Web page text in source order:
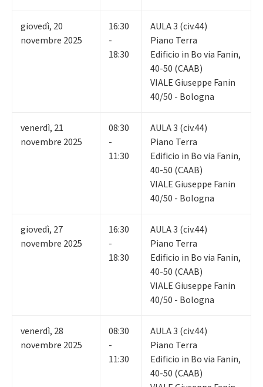
giovedì, 20
novembre 2025
16:30
-
18:30
AULA 3 (civ.44)
Piano Terra
Edificio in Bo via Fanin,
40-50 (CAAB)
VIALE Giuseppe Fanin
40/50 - Bologna
venerdì, 21
novembre 2025
08:30
-
11:30
AULA 3 (civ.44)
Piano Terra
Edificio in Bo via Fanin,
40-50 (CAAB)
VIALE Giuseppe Fanin
40/50 - Bologna
giovedì, 27
novembre 2025
16:30
-
18:30
AULA 3 (civ.44)
Piano Terra
Edificio in Bo via Fanin,
40-50 (CAAB)
VIALE Giuseppe Fanin
40/50 - Bologna
venerdì, 28
novembre 2025
08:30
-
11:30
AULA 3 (civ.44)
Piano Terra
Edificio in Bo via Fanin,
40-50 (CAAB)